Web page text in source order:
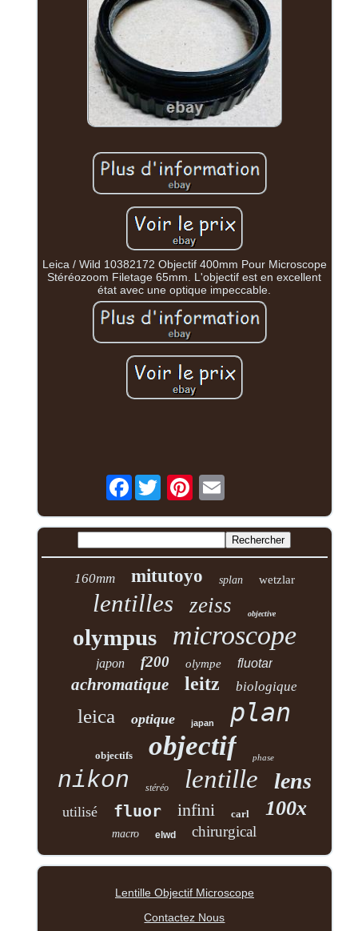
Leica / Wild 10382172 Objectif 400mm Pour Microscope
Stéréozoom Filetage 65mm. L'objectif est en excellent
état avec une optique impeccable.
Facebook
160mm mitutoyo splan wetzlar
lentilles zeiss objective
olympus microscope
japon f200 olympe fluotar
achromatique leitz biologique
leica optique japan plan
objectifs objectif phase
nikon stéréo lentille lens
utilisé fluor infini carl 100x
macro elwd chirurgical
Lentille Objectif Microscope
Contactez Nous